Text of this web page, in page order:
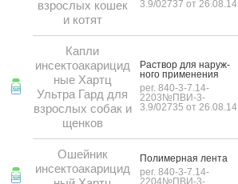
взрослых кошек
и котят
3.9/02737 от 26.08.14
Капли
инсектоакарицид
ные Хартц
Ультра Гард для
взрослых собак и
щенков
Рас­твор для на­руж­
но­го при­мене­ния
рег. 840-3-7.14-
2203№ПВИ-3-
3.9/02735 от 26.08.14
Ошейник
инсектоакарицид
По­лимер­ная лен­та
рег. 840-3-7.14-
2204№ПВИ-3-